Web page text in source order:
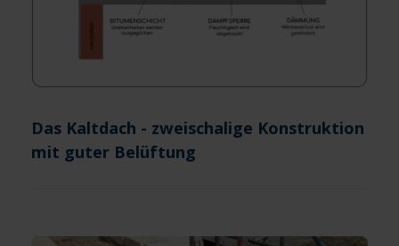
Das Kaltdach - zweischalige Konstruktion
mit guter Belüftung